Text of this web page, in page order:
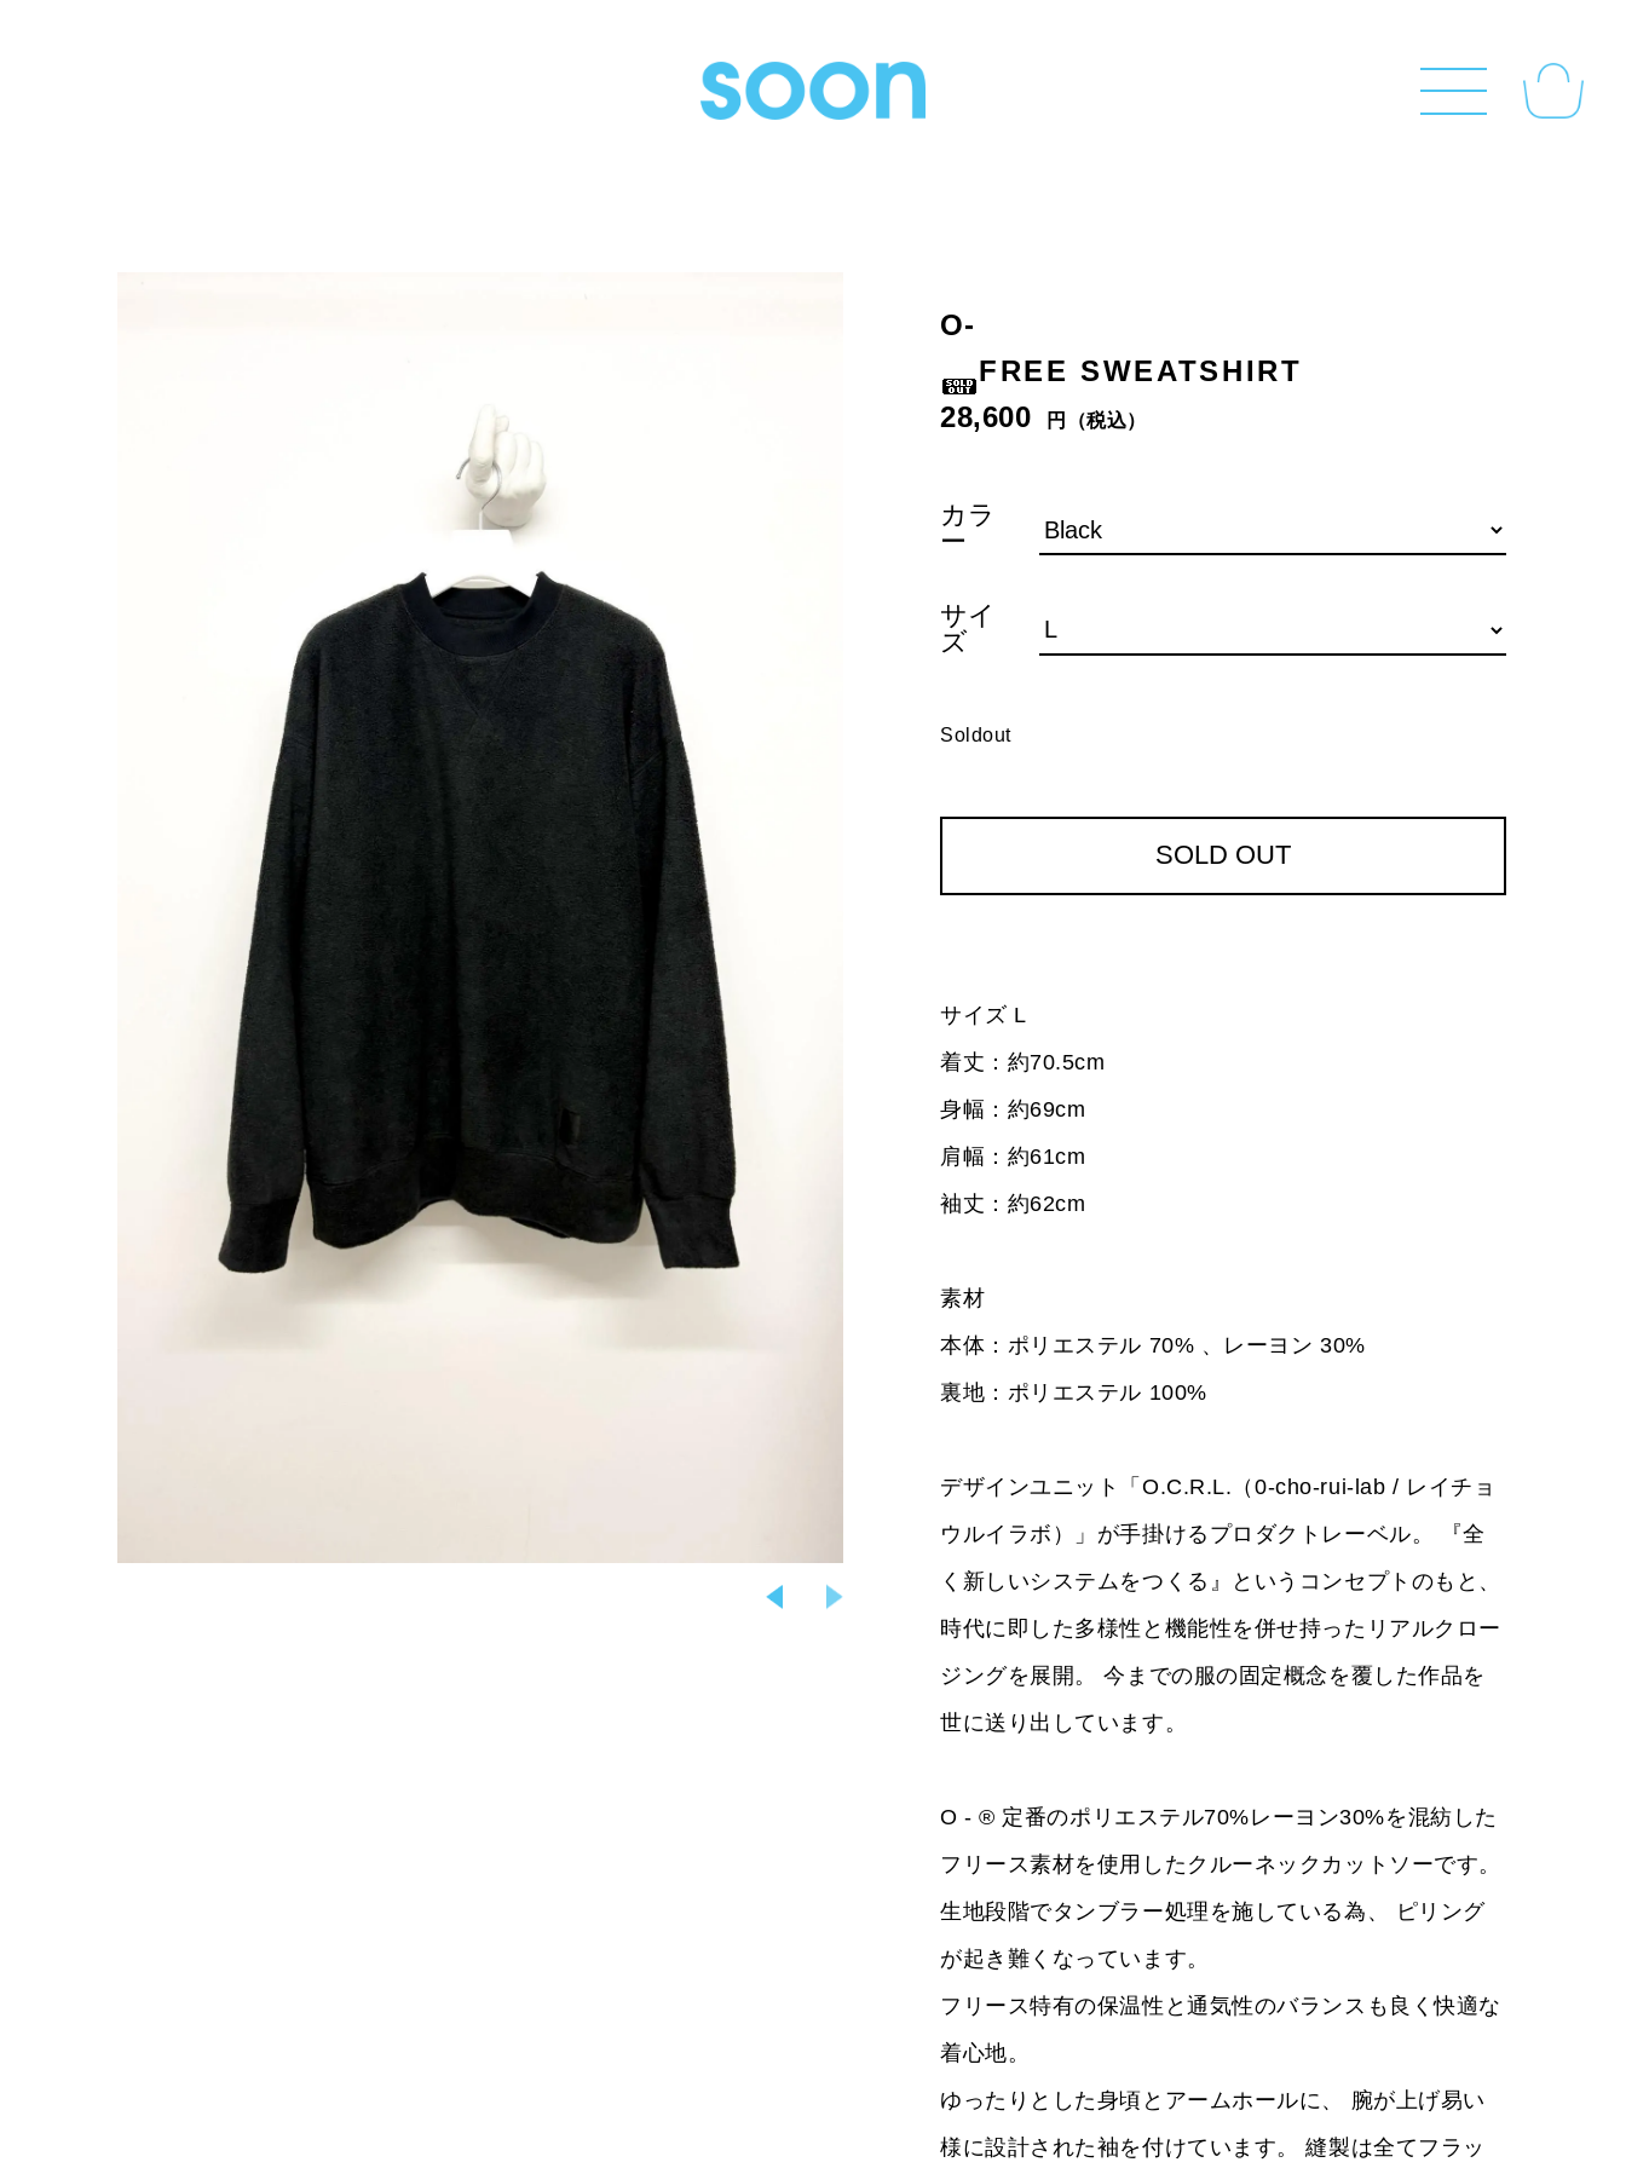
O-
FREE SWEATSHIRT
28,600
円（税込）
カラ
ー
サイ
ズ
Soldout
SOLD OUT
サイズ L
着丈：約70.5cm
身幅：約69cm
肩幅：約61cm
袖丈：約62cm
素材
本体：ポリエステル 70% 、レーヨン 30%
裏地：ポリエステル 100%
デザインユニット「O.C.R.L.（0-cho-rui-lab / レイチョ
ウルイラボ）」が手掛けるプロダクトレーベル。 『全
く新しいシステムをつくる』というコンセプトのもと、
時代に即した多様性と機能性を併せ持ったリアルクロー
ジングを展開。 今までの服の固定概念を覆した作品を
世に送り出しています。
O - ® 定番のポリエステル70%レーヨン30%を混紡した
フリース素材を使用したクルーネックカットソーです。
生地段階でタンブラー処理を施している為、 ピリング
が起き難くなっています。
フリース特有の保温性と通気性のバランスも良く快適な
着心地。
ゆったりとした身頃とアームホールに、 腕が上げ易い
様に設計された袖を付けています。 縫製は全てフラッ